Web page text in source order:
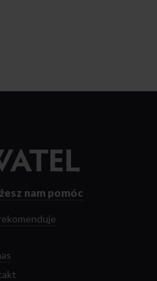
strony
nam pomóc